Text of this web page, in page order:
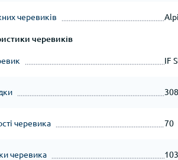
черевиків
черевиків
IF
черевика 70
черевика